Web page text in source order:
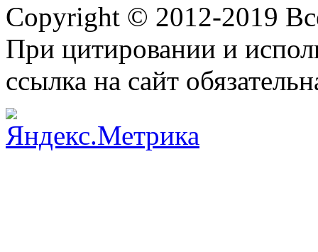
Copyright © 2012-2019
При цитировании и
ссылка на сайт